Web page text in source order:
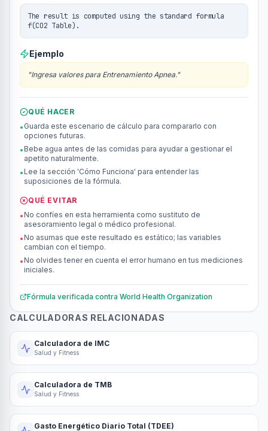
The result is computed using the standard formula
f(CO2 Table).
Ejemplo
"Ingresa valores para Entrenamiento Apnea."
QUÉ HACER
• Guarda este escenario de cálculo para compararlo con
opciones futuras.
• Bebe agua antes de las comidas para ayudar a gestionar el
apetito naturalmente.
• Lee la sección 'Cómo Funciona' para entender las
suposiciones de la fórmula.
QUÉ EVITAR
• No confíes en esta herramienta como sustituto de
asesoramiento legal o médico profesional.
• No asumas que este resultado es estático; las variables
cambian con el tiempo.
• No olvides tener en cuenta el error humano en tus mediciones
iniciales.
Fórmula verificada contra World Health Organization
CALCULADORAS RELACIONADAS
Calculadora de IMC
Salud y Fitness
Calculadora de TMB
Salud y Fitness
Gasto Energético Diario Total (TDEE)